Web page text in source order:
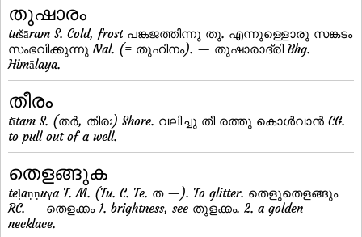
തുഷാരം
tušāram S. Cold, frost പങ്കജത്തിന്നു തു. എന്നുള്ളൊരു സങ്കടം
സംഭവിക്കുന്നു Nal. (= തുഹിനം). — തുഷാരാദ്രി Bhg.
Himālaya.
തീരം
tītam S. (തര്‍, തിരഃ) Shore. വലിച്ചു തീ രത്തു കൊള്‍വാന്‍ CG.
to pull out of a well.
തെളങ്ങുക
teḷaṇṇuγa T. M. (Tu. C. Te. ത —). To glitter. തെളുതെളങ്ങും
RC. — തെളക്കം 1. brightness, see തുളക്കം. 2. a golden
necklace.